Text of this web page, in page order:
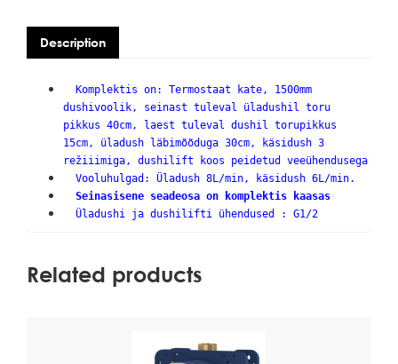
Description
Komplektis on: Termostaat kate, 1500mm
dushivoolik, seinast tuleval üladushil toru
pikkus 40cm, laest tuleval dushil torupikkus
15cm, üladush läbimõõduga 30cm, käsidush 3
režiiimiga, dushilift koos peidetud veeühendusega
Vooluhulgad: Üladush 8L/min, käsidush 6L/min.
Seinasisene seadeosa on komplektis kaasas
Üladushi ja dushilifti ühendused : G1/2
Related products